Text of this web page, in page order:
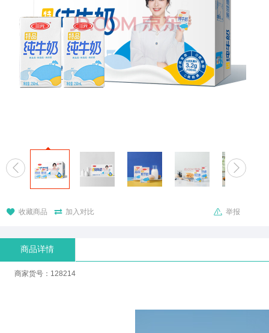
 
 收藏商品  加入对比  举报
商品详情
商家货号：128214